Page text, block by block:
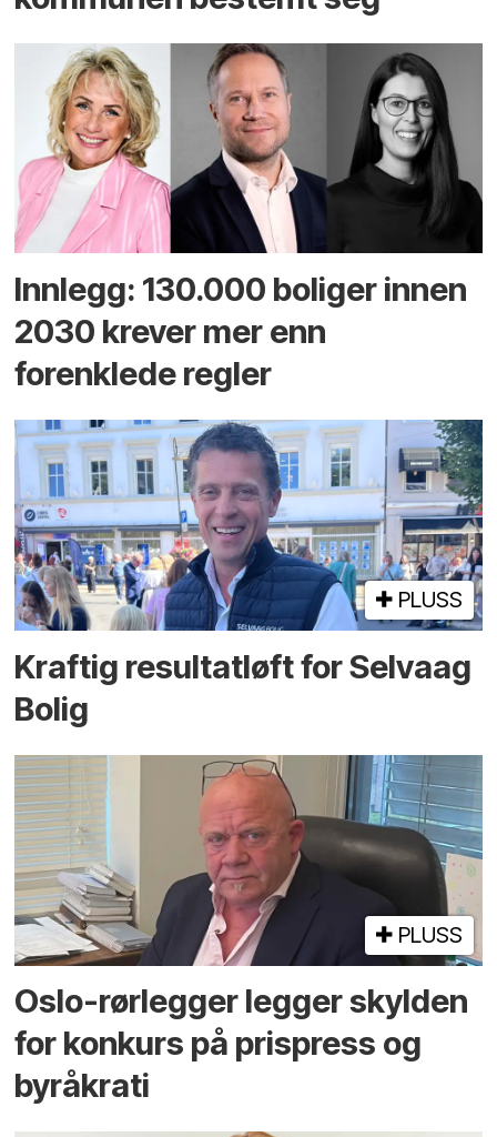
Innlegg: 130.000 boliger innen
2030 krever mer enn
forenklede regler
PLUSS
Kraftig resultatløft for Selvaag
Bolig
PLUSS
Oslo-rørlegger legger skylden
for konkurs på prispress og
byråkrati